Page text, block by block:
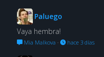
Paluego
Vaya hembra!
Mia Malkova · hace 3 días